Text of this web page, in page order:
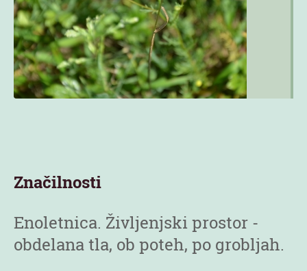
Značilnosti
Enoletnica. Življenjski prostor -
obdelana tla, ob poteh, po grobljah.